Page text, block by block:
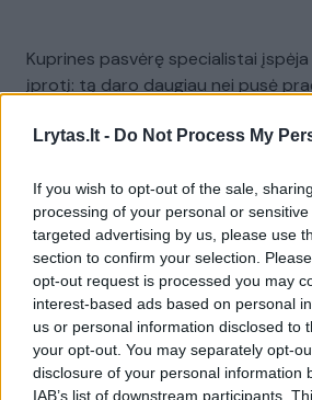
Lrytas.lt - Do Not Process My
If you wish to opt-out of the sale,
processing of your personal or
targeted advertising by us, please use
section to confirm your selection.
opt-out request is processed you may
interest-based ads based on personal
us or personal information disclosed to
your opt-out. You may separately opt-
disclosure of your personal information
IAB’s list of downstream participants.
Kuprines pasvėrę specialistai
įprotį: tą daro daugiau nei pusė
Visi įrašai
Žiūrimiausi
Vaizdai iš tragiškos avarijos